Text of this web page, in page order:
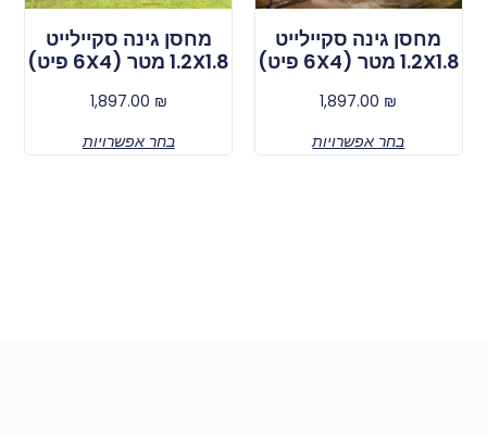
מחסן גינה סקיילייט
1.2X1.8 מטר (6X4 פיט)
1,897.00 ₪
בחר אפשרויות
מחסן גינה סקיילייט
1.2X1.8 מטר (6X4 פיט)
1,897.00 ₪
בחר אפשרויות